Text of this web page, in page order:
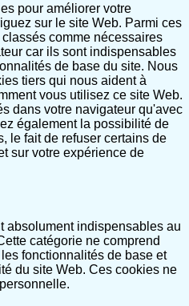
pour améliorer votre
sur le site Web. Parmi ces
comme nécessaires
car ils sont indispensables
de base du site. Nous
tiers qui nous aident à
vous utilisez ce site Web.
dans votre navigateur qu'avec
également la possibilité de
le fait de refuser certains de
sur votre expérience de
absolument indispensables au
catégorie ne comprend
fonctionnalités de base et
du site Web. Ces cookies ne